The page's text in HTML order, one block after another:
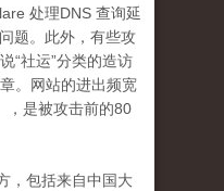
处理DNS 查询延
题。 此外，有些攻
“社运”分类的造访
。
网站的进出频宽
，是被攻击前的80
，包括来自中国大